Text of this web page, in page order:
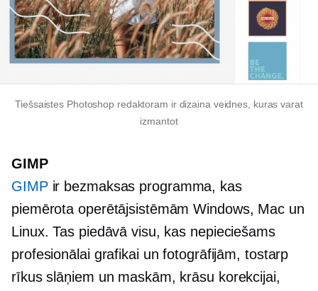
Tiešsaistes Photoshop redaktoram ir dizaina veidnes, kuras varat
izmantot
GIMP
GIMPir bezmaksas programma, kas
piemērota operētājsistēmām Windows, Mac un
Linux. Tas piedāvā visu, kas nepieciešams
profesionālai grafikai un fotogrāfijām, tostarp
rīkus slāņiem un maskām, krāsu korekcijai,